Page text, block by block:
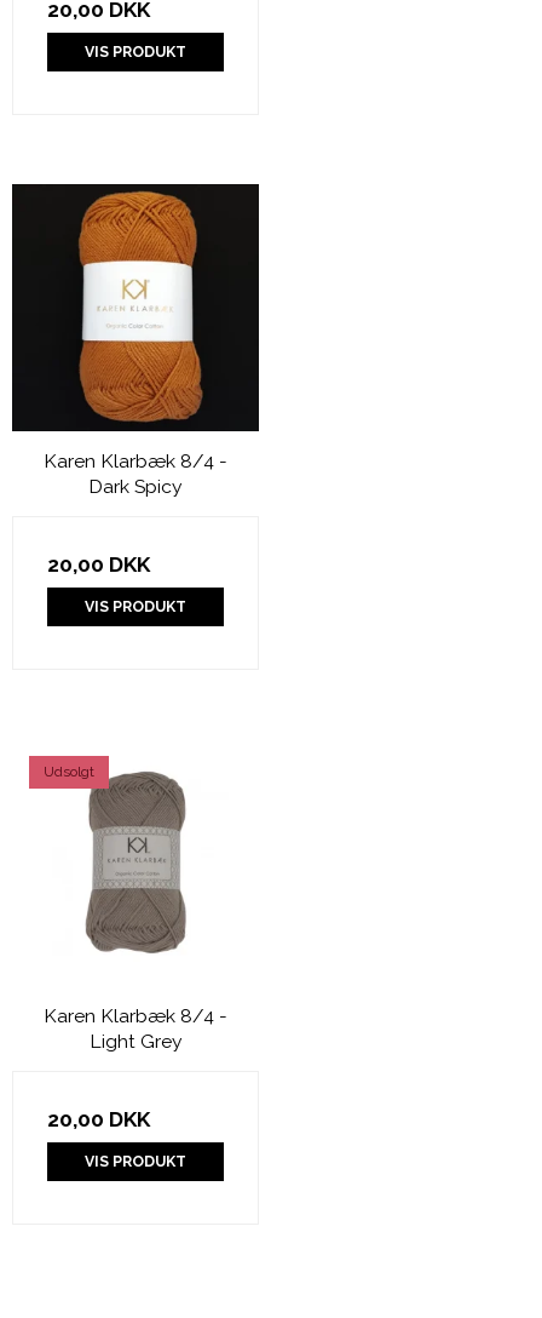
20,00 DKK
VIS PRODUKT
Karen Klarbæk 8/4 -
Dark Spicy
20,00 DKK
VIS PRODUKT
Udsolgt
Karen Klarbæk 8/4 -
Light Grey
20,00 DKK
VIS PRODUKT